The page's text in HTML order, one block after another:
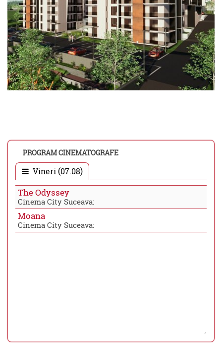
PROGRAM CINEMATOGRAFE
Vineri (07.08)
The Odyssey
Cinema City Suceava:
Moana
Cinema City Suceava: